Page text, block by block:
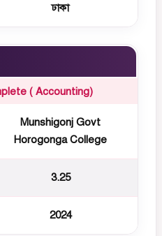
ঢাকা
( Accounting)
Munshigonj Govt
Horogonga College
3.25
2024